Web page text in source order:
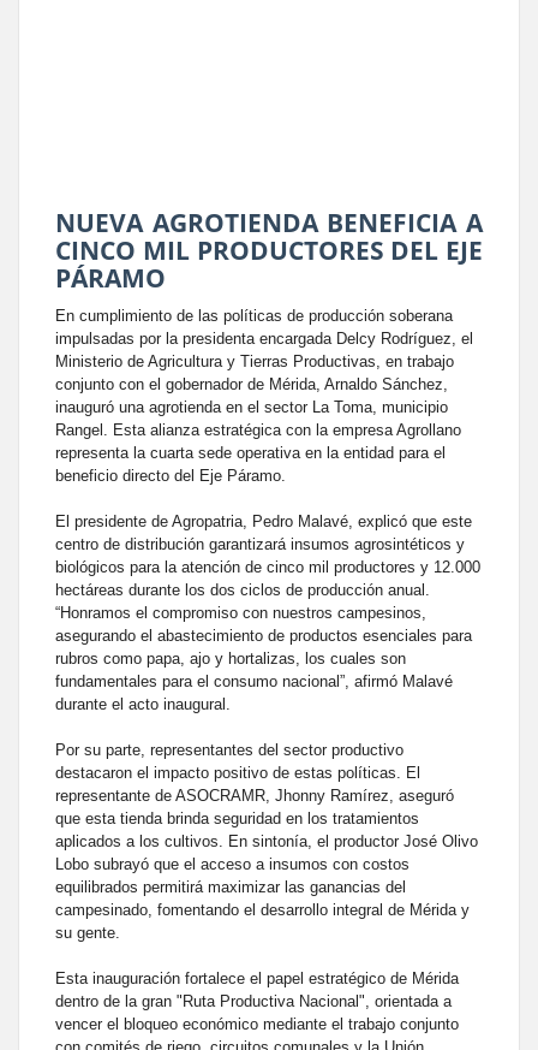
NUEVA AGROTIENDA BENEFICIA A
CINCO MIL PRODUCTORES DEL EJE
PÁRAMO
En cumplimiento de las políticas de producción soberana
impulsadas por la presidenta encargada Delcy Rodríguez, el
Ministerio de Agricultura y Tierras Productivas, en trabajo
conjunto con el gobernador de Mérida, Arnaldo Sánchez,
inauguró una agrotienda en el sector La Toma, municipio
Rangel. Esta alianza estratégica con la empresa Agrollano
representa la cuarta sede operativa en la entidad para el
beneficio directo del Eje Páramo.
El presidente de Agropatria, Pedro Malavé, explicó que este
centro de distribución garantizará insumos agrosintéticos y
biológicos para la atención de cinco mil productores y 12.000
hectáreas durante los dos ciclos de producción anual.
“Honramos el compromiso con nuestros campesinos,
asegurando el abastecimiento de productos esenciales para
rubros como papa, ajo y hortalizas, los cuales son
fundamentales para el consumo nacional”, afirmó Malavé
durante el acto inaugural.
Por su parte, representantes del sector productivo
destacaron el impacto positivo de estas políticas. El
representante de ASOCRAMR, Jhonny Ramírez, aseguró
que esta tienda brinda seguridad en los tratamientos
aplicados a los cultivos. En sintonía, el productor José Olivo
Lobo subrayó que el acceso a insumos con costos
equilibrados permitirá maximizar las ganancias del
campesinado, fomentando el desarrollo integral de Mérida y
su gente.
Esta inauguración fortalece el papel estratégico de Mérida
dentro de la gran "Ruta Productiva Nacional", orientada a
vencer el bloqueo económico mediante el trabajo conjunto